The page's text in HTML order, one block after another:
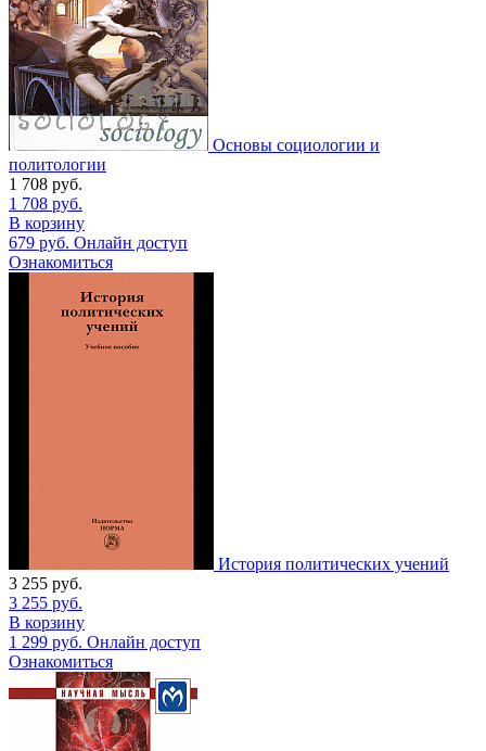
Основы социологии и
политологии
1 708 руб.
1 708 руб.
В корзину
679 руб. Онлайн доступ
Ознакомиться
История политических учений
3 255 руб.
3 255 руб.
В корзину
1 299 руб. Онлайн доступ
Ознакомиться